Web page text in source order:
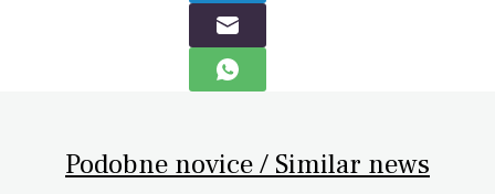
Podobne novice / Similar news